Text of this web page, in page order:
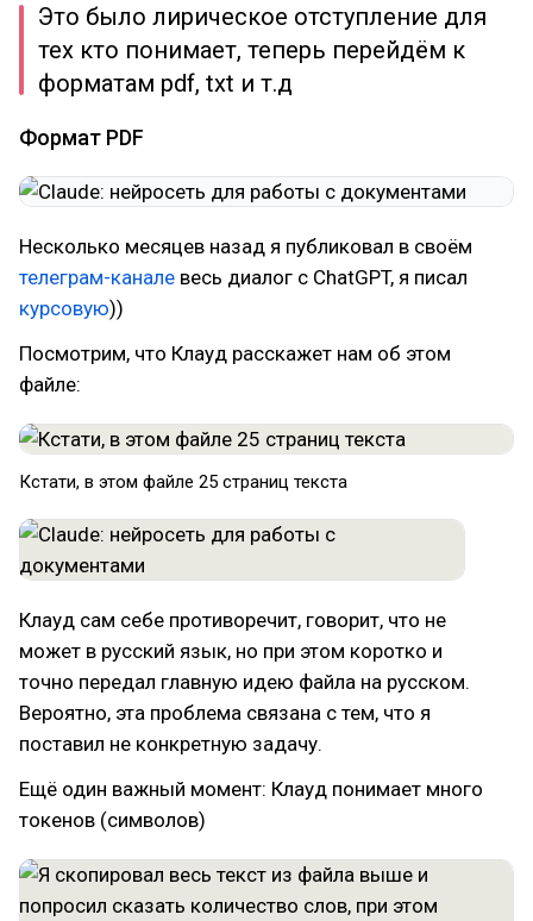
Это было лирическое отступление для
тех кто понимает, теперь перейдём к
форматам pdf, txt и т.д
Формат PDF
Несколько месяцев назад я публиковал в своём
телеграм-канале весь диалог с ChatGPT, я писал
курсовую))
Посмотрим, что Клауд расскажет нам об этом
файле:
Кстати, в этом файле 25 страниц текста
Клауд сам себе противоречит, говорит, что не
может в русский язык, но при этом коротко и
точно передал главную идею файла на русском.
Вероятно, эта проблема связана с тем, что я
поставил не конкретную задачу.
Ещё один важный момент: Клауд понимает много
токенов (символов)